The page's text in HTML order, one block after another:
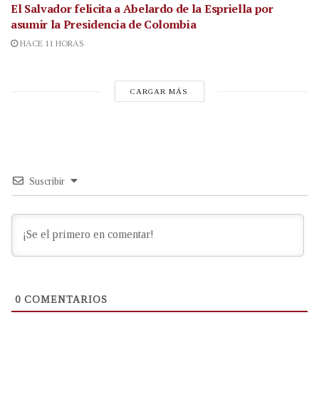
El Salvador felicita a Abelardo de la Espriella por
asumir la Presidencia de Colombia
HACE 11 HORAS
CARGAR MÁS
Suscribir
0 COMENTARIOS